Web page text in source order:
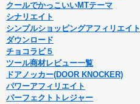
クールでかっこいいMTテーマ
シナリエイト
シンプルショッピングアフィリエイト
ダウンロード
チョコラビ５
ツール商材レビュー一覧
ドアノッカー(DOOR KNOCKER)
パワーアフィリエイト
パーフェクトトレジャー